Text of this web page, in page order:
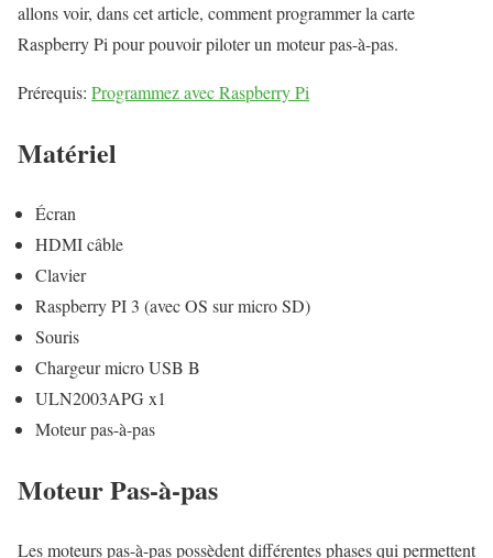
allons voir, dans cet article, comment programmer la carte
Raspberry Pi pour pouvoir piloter un moteur pas-à-pas.
Prérequis: Programmez avec Raspberry Pi
Matériel
Écran
HDMI câble
Clavier
Raspberry PI 3 (avec OS sur micro SD)
Souris
Chargeur micro USB B
ULN2003APG x1
Moteur pas-à-pas
Moteur Pas-à-pas
Les moteurs pas-à-pas possèdent différentes phases qui permettent